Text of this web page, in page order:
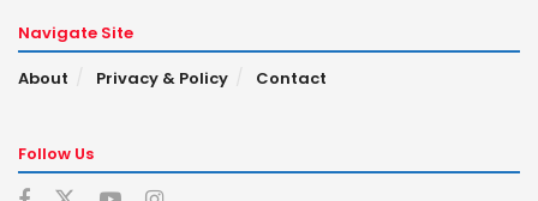
Navigate Site
About
Privacy & Policy Contact
Follow Us